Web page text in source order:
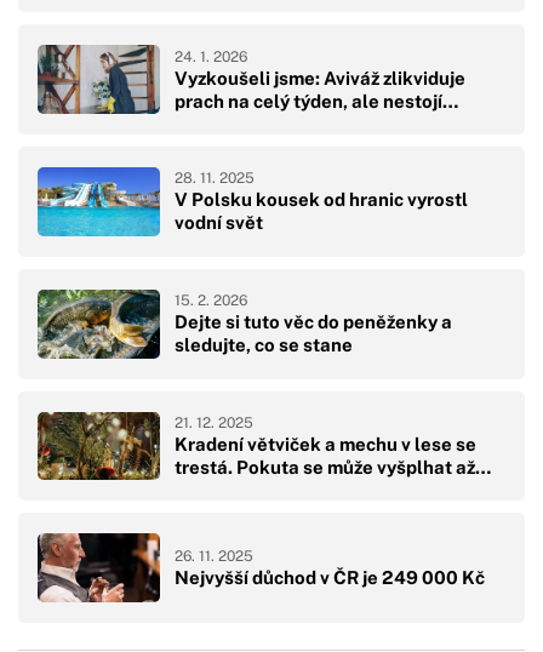
Vyzkoušeli jsme: Aviváž zlikviduje
prach na celý týden, ale nestojí…
24. 1. 2026
V Polsku kousek od hranic vyrostl
vodní svět
28. 11. 2025
Dejte si tuto věc do peněženky a
sledujte, co se stane
15. 2. 2026
Kradení větviček a mechu v lese se
trestá. Pokuta se může vyšplhat až…
21. 12. 2025
Nejvyšší důchod v ČR je 249 000 Kč
26. 11. 2025